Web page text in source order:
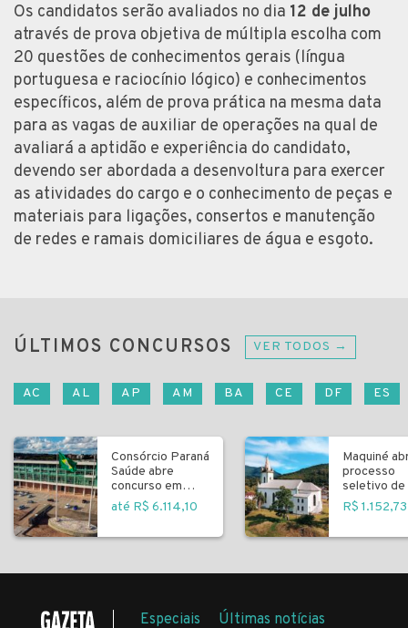
Os candidatos serão avaliados no dia 12 de julho
através de prova objetiva de múltipla escolha com
20 questões de conhecimentos gerais (língua
portuguesa e raciocínio lógico) e conhecimentos
específicos, além de prova prática na mesma data
para as vagas de auxiliar de operações na qual de
avaliará a aptidão e experiência do candidato,
devendo ser abordada a desenvoltura para exercer
as atividades do cargo e o conhecimento de peças e
materiais para ligações, consertos e manutenção
de redes e ramais domiciliares de água e esgoto.
ÚLTIMOS CONCURSOS VER TODOS →
AC AL AP AM BA CE DF ES
Consórcio Paraná
Saúde abre
concurso em
Curitiba
até R$ 6.114,10
Maquiné
processo
seletivo de
R$ 1.152,73
Especiais Últimas notícias